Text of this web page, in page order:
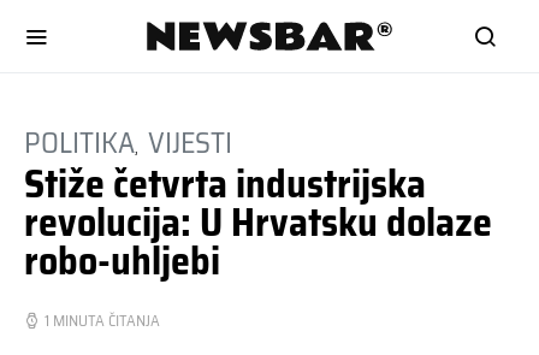
POLITIKA VIJESTI
Stiže četvrta industrijska
revolucija: U Hrvatsku dolaze
robo-uhljebi
1 MINUTA ČITANJA